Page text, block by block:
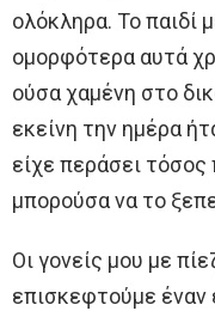
ολόκληρα. Το παιδί
ομορφότερα αυτά
ούσα χαμένη στο
εκείνη την ημέρα
είχε περάσει
μπορούσα να το
Οι γονείς μου με
επισκεφτούμε έναν